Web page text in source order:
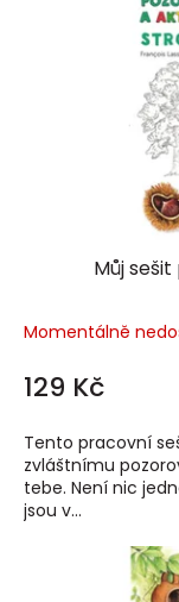
Můj
Momentálně
129 Kč
Tento pracovní
zvláštnímu
tebe. Není nic
jsou v...